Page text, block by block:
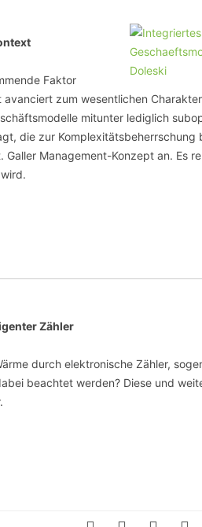
Faktor
zum wesentlichen
mitunter lediglich
die zur Komplexitätsbeherrschung
Management-Konzept an. Es
Zähler
durch elektronische Zähler,
beachtet werden? Diese und